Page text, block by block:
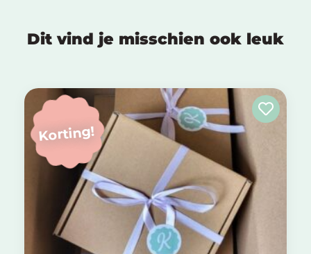
Dit vind je misschien ook leuk
Korting!